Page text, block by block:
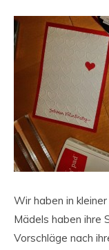
Wir haben in
Mädels haben ihre
Vorschläge nach